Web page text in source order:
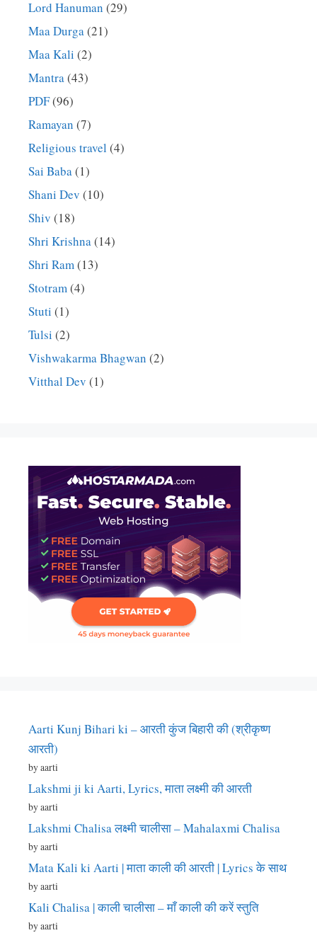
Lord Hanuman (29)
Maa Durga(21)
Maa Kali (2)
Mantra(43)
PDF(96)
Ramayan (7)
Religious travel (4)
Sai Baba(1)
Shani Dev (10)
Shiv (18)
Shri Krishna(14)
Shri Ram(13)
Stotram(4)
Stuti (1)
Tulsi (2)
Vishwakarma Bhagwan (2)
Vitthal Dev (1)
Aarti Kunj Bihari ki – आरती कुंज बिहारी की (श्रीकृष्ण
आरती)
by aarti
Lakshmi ji ki Aarti, Lyrics, माता लक्ष्मी की आरती
by aarti
Lakshmi Chalisa लक्ष्मी चालीसा – Mahalaxmi Chalisa
by aarti
Mata Kali ki Aarti | माता काली की आरती | Lyrics के साथ
by aarti
Kali Chalisa | काली चालीसा – माँ काली की करें स्तुति
by aarti